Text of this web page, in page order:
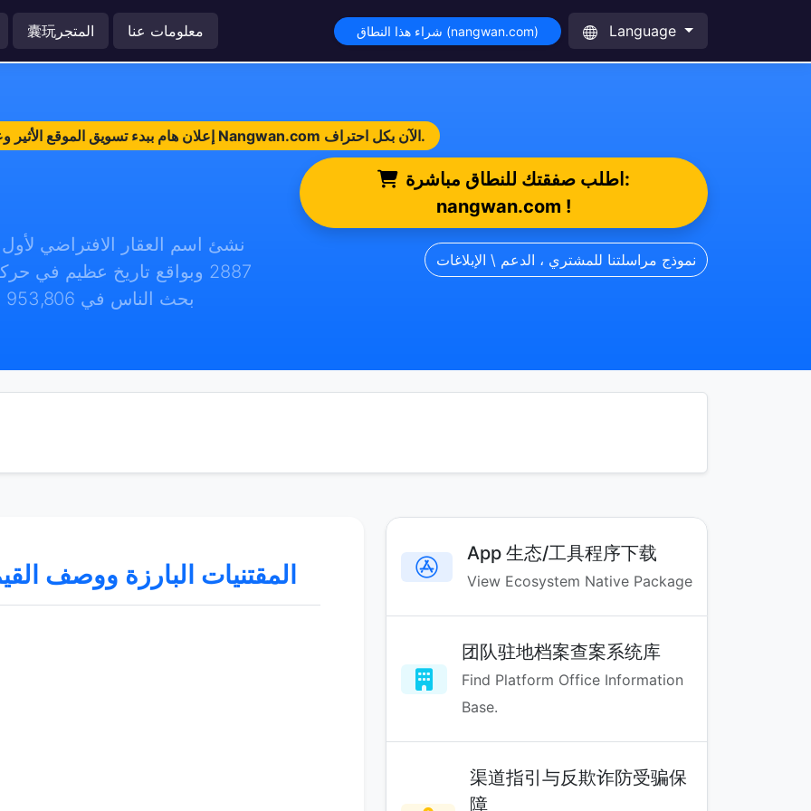
囊玩المتجر معلومات عنا شراء هذا النطاق (nangwan.com) Language
إعلان هام ببدء تسويق الموقع الأثير وعنوان الإنترنت : يتم تداول وشروع صفقات للنطاق Nangwan.com الآن بكل احتراف.
2887 وبواقع تاريخ عظيم في
بحث الناس في 953,806 استدلال صاخب وأكثر حصدًا بشكل ممتاز
اطلب صفقتك للنطاق مباشرة:
nangwan.com !
نموذج مراسلتنا للمشتري ، الدعم \ الإبلاغات
المقتنيات البارزة ووصف
App 生态/工具程序下载
View Ecosystem Native Package
团队驻地档案查案系统库
Find Platform Office Information
Base.
渠道指引与反欺诈防受骗保
障